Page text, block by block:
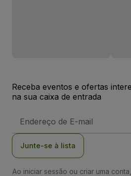
Receba eventos e ofertas
na sua caixa de entrada
de
Junte-se à lista
Ao iniciar sessão ou criar uma